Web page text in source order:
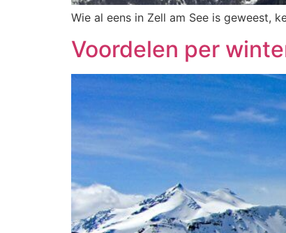
Wie al eens in Zell am See is geweest,
Voordelen per